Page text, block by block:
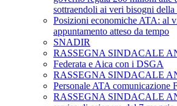
sottraendoli ai veri bisogni della
Posizioni economiche ATA: al
appuntamento atteso da tempo
SNADIR
RASSEGNA SINDACALE
Federata e Aica con i DSGA
RASSEGNA SINDACALE
Personale ATA comunicazione
RASSEGNA SINDACALE